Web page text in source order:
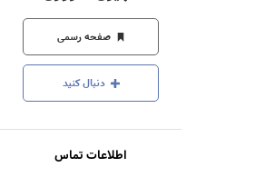
و
روابط
عمومی‌ها
صفحه رسمی
دنبال کنید
اطلاعات تماس